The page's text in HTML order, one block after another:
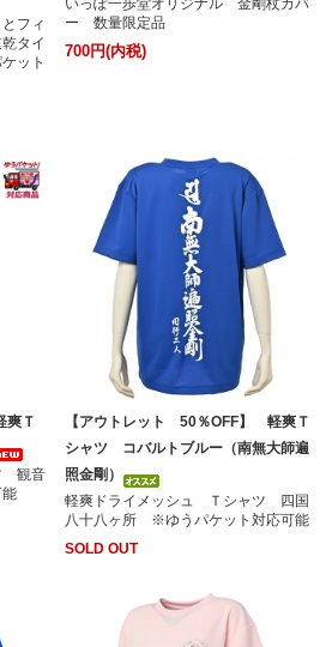
フィ
タイ
ット
いっぽ一歩堂オリジナル 金剛杖カバ
ー 数量限定品
700円(内税)
爽Ｔ
観音
【アウトレット 50％OFF】 軽爽Ｔ
シャツ コバルトブルー（南無大師遍
照金剛）
軽爽ドライメッシュ Ｔシャツ 四国
八十八ヶ所 ※ゆうパケット対応可能
SOLD OUT